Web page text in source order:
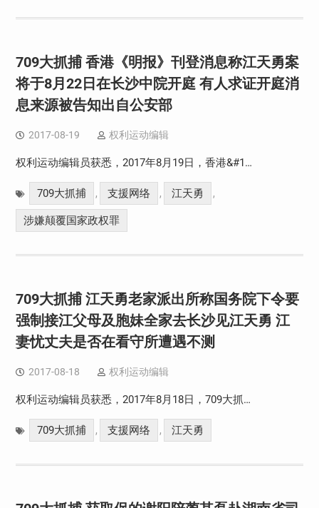
709大抓捕 香港《明报》刊登消息称江天勇案
将于8月22日在长沙中院开庭 有人求证开庭消
息来源被告知出自公安部
2017-08-19 权利运动编辑
权利运动编辑员获悉，2017年8月19日，香港&#1…
709大抓捕 , 支援网络 , 江天勇 ,
涉嫌颠覆国家政权罪
709大抓捕 江天勇老家派出所称国务院下令要
强制接江父母及胞妹全家去长沙见江天勇 江
妻忧丈夫是否在看守所遭遇不测
2017-08-18 权利运动编辑
权利运动编辑员获悉，2017年8月18日，709大抓…
709大抓捕 , 支援网络 , 江天勇